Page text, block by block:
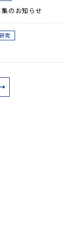
のお知らせ
究